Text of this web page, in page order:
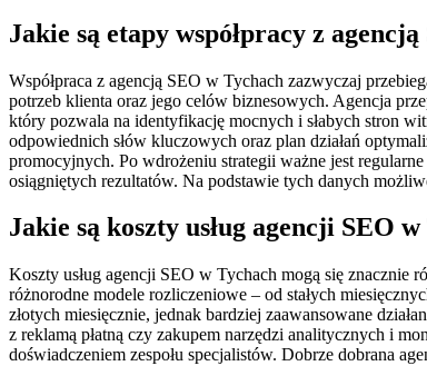
Jakie są etapy współpracy z
Współpraca z agencją SEO w Tychach zazwyczaj
potrzeb klienta oraz jego celów biznesowych. Agencja
który pozwala na identyfikację mocnych i słabych stron
odpowiednich słów kluczowych oraz plan działań
promocyjnych. Po wdrożeniu strategii ważne jest
osiągniętych rezultatów. Na podstawie tych danych
Jakie są koszty usług agencji SEO
Koszty usług agencji SEO w Tychach mogą się znacznie
różnorodne modele rozliczeniowe – od stałych
złotych miesięcznie, jednak bardziej zaawansowane
z reklamą płatną czy zakupem narzędzi analitycznych i
doświadczeniem zespołu specjalistów. Dobrze dobrana